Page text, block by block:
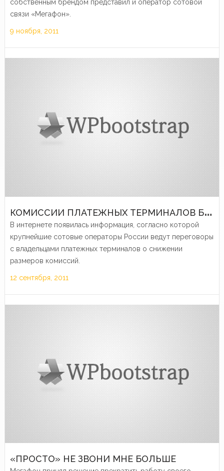
собственным брендом представил и оператор сотовой
связи «Мегафон».
9 ноября, 2011
К
ОМИССИИ ПЛАТЕЖНЫХ ТЕРМИНАЛОВ БУДУТ СНИЖЕНЫ?
В интернете появилась информация, согласно которой
крупнейшие сотовые операторы России ведут переговоры
с владельцами платежных терминалов о снижении
размеров комиссий.
12 сентября, 2011
«ПРОСТО» НЕ ЗВОНИ МНЕ БОЛЬШЕ